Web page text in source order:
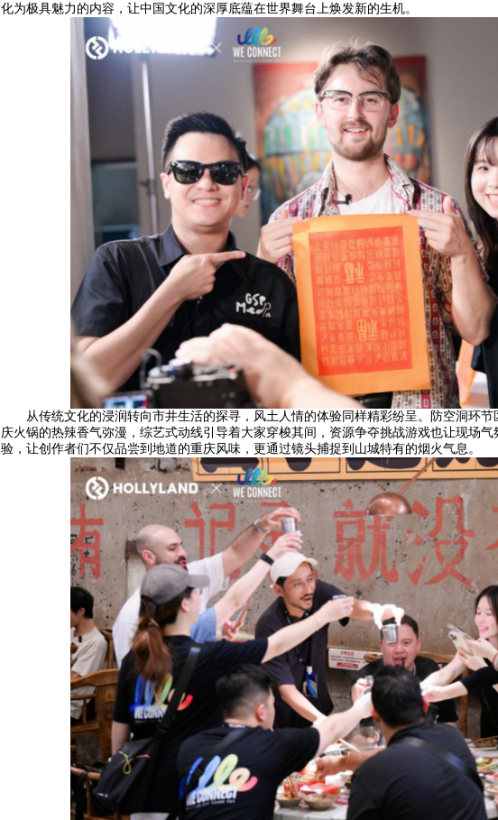
化为极具魅力的内容，让中国文化的深厚底蕴在世界舞台上焕发新的生机。
从传统文化的浸润转向市井生活的探寻，风土人情的体验同样精彩纷呈。防空洞环
庆火锅的热辣香气弥漫，综艺式动线引导着大家穿梭其间，资源争夺挑战游戏也让现场
验，让创作者们不仅品尝到地道的重庆风味，更通过镜头捕捉到山城特有的烟火气息。